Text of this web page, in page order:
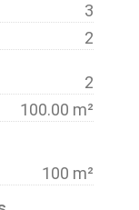
3
2
2
100.00 m²
100 m²